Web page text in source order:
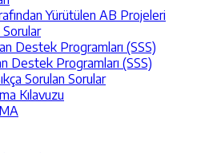
Yürütülen AB Projeleri
Sorular
Destek Programları (SSS)
Destek Programları (SSS)
Sorulan Sorular
Kılavuzu